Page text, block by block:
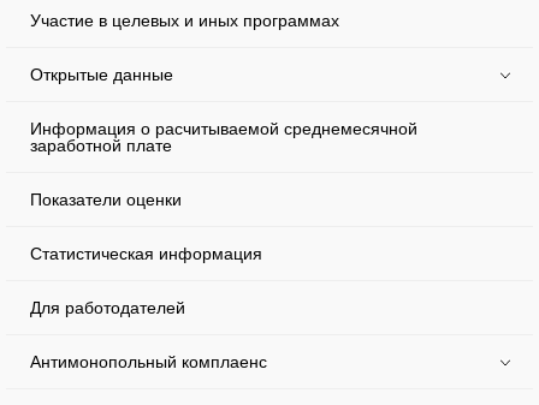
Участие в целевых и иных программах
Открытые данные
Информация о расчитываемой среднемесячной
заработной плате
Показатели оценки
Статистическая информация
Для работодателей
Антимонопольный комплаенс